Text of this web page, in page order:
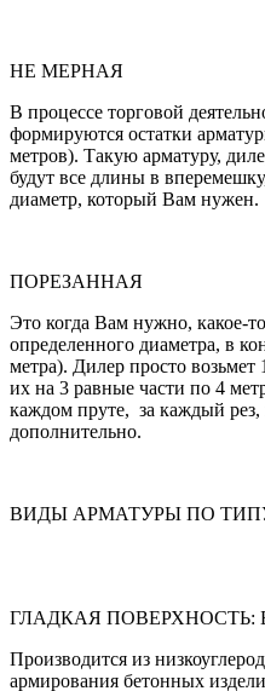
НЕ МЕРНАЯ
В процессе торговой
формируются остатки
метров). Такую арматуру,
будут все длины в
диаметр, который Вам нужен.
ПОРЕЗАННАЯ
Это когда Вам нужно, какое-
определенного диаметра, в
метра). Дилер просто
их на 3 равные части по 4
каждом пруте, за каждый рез,
дополнительно.
ВИДЫ АРМАТУРЫ ПО
ГЛАДКАЯ ПОВЕРХНОСТЬ:
Производится из
армирования бетонных